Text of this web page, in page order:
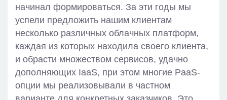
начинал формироваться. За эти годы мы
успели предложить нашим клиентам
несколько различных облачных платформ,
каждая из которых находила своего клиента,
и обрасти множеством сервисов, удачно
дополняющих IaaS, при этом многие PaaS-
опции мы реализовывали в частном